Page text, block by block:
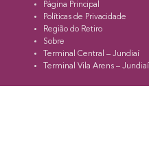
Página Principal
Políticas de Privacidade
Região do Retiro
Sobre
Terminal Central – Jundiaí
Terminal Vila Arens – Jundiaí